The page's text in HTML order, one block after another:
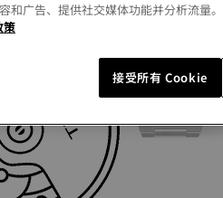
和广告、提供社交媒体功能并分析流量
策
接受所有 Cookie